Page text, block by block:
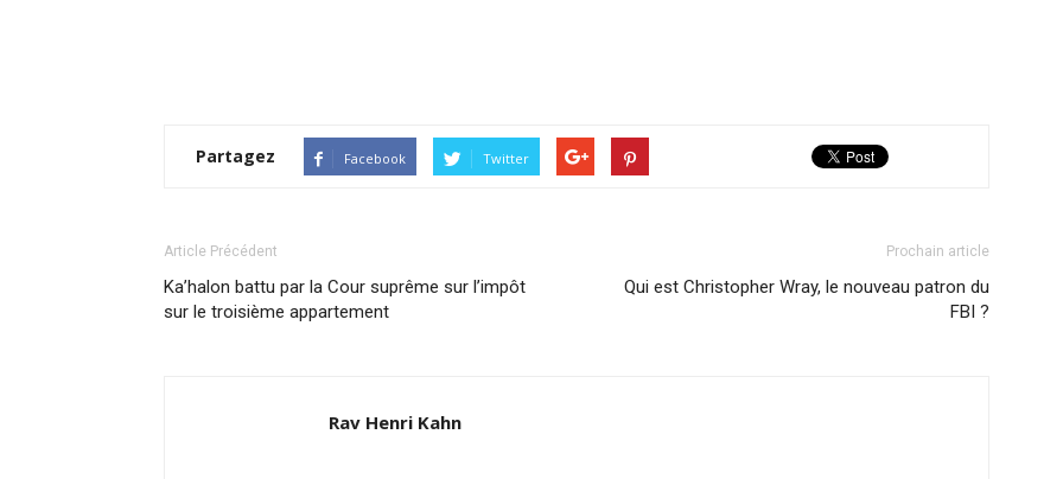
Partagez Facebook Twitter
Article Précédent
Ka’halon battu par la Cour suprême sur l’impôt
sur le troisième appartement
Prochain article
Qui est Christopher Wray, le nouveau patron du
FBI ?
Rav Henri Kahn